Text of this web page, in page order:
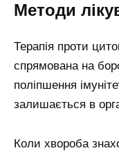
Методи
Терапія проти
спрямована на
поліпшення
залишається в
Коли хвороба